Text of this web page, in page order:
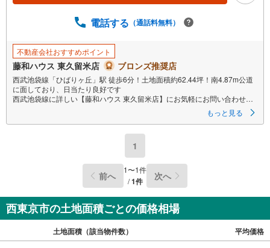
電話する （通話料無料）
不動産会社おすすめポイント
藤和ハウス 東久留米店 ブロンズ推奨店
西武池袋線「ひばりヶ丘」駅 徒歩6分！土地面積約62.44坪！南4.87m公道
に面しており、日当たり良好です
西武池袋線に詳しい【藤和ハウス 東久留米店】にお気軽にお問い合わせく
もっと見る
1
前へ 1〜1件
/1件 次へ
西東京市の土地面積ごとの価格相場
土地面積（該当物件数） 平均価格